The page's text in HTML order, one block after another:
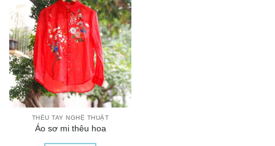
THÊU TAY NGHỆ THUẬT
Áo sơ mi thêu hoa